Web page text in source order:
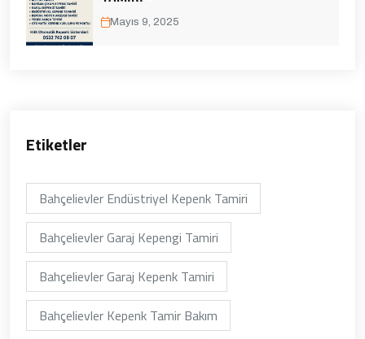
Mayıs 9, 2025
Etiketler
Bahçelievler Endüstriyel Kepenk Tamiri
Bahçelievler Garaj Kepengi Tamiri
Bahçelievler Garaj Kepenk Tamiri
Bahçelievler Kepenk Tamir Bakım